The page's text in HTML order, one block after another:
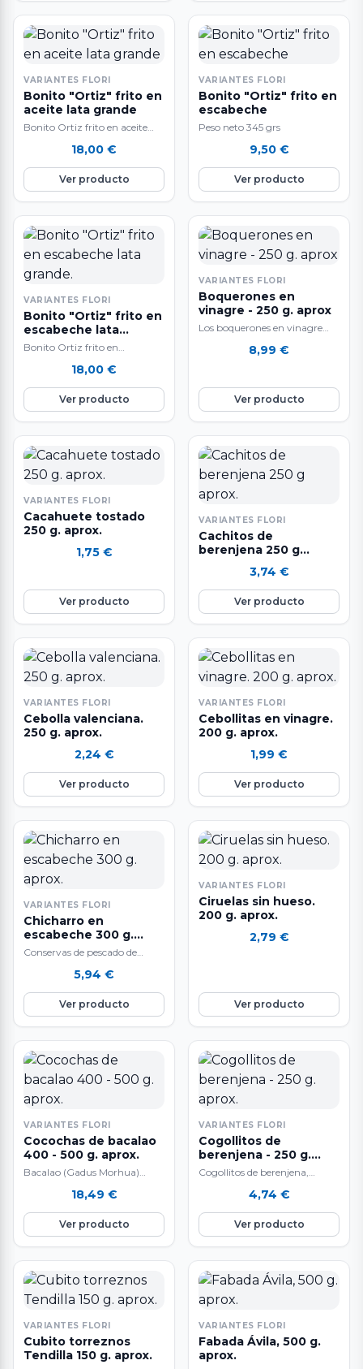
VARIANTES FLORI
Bonito "Ortiz" frito en
aceite lata grande
Bonito Ortiz frito en aceite
escurrido de 520 g.
18,00 €
Ver producto
VARIANTES FLORI
Bonito "Ortiz" frito en
escabeche
Peso neto 345 grs
9,50 €
Ver producto
VARIANTES FLORI
Bonito "Ortiz" frito en
escabeche lata
grande.
Bonito Ortiz frito en
18,00 €
Ver producto
VARIANTES FLORI
Boquerones en
vinagre - 250 g. aprox
Los boquerones en vinagre
boquerón extra, al estilo
8,99 €
Ver producto
VARIANTES FLORI
Cacahuete tostado
250 g. aprox.
1,75 €
Ver producto
VARIANTES FLORI
Cachitos de
berenjena 250 g
3,74 €
Ver producto
VARIANTES FLORI
Cebolla valenciana.
250 g. aprox.
2,24 €
Ver producto
VARIANTES FLORI
Cebollitas en vinagre.
200 g. aprox.
1,99 €
Ver producto
VARIANTES FLORI
Chicharro en
escabeche 300 g.
aprox.
Conservas de pescado de
excelencia garantizada. El
escabeche es una salsa, que…
5,94 €
Ver producto
VARIANTES FLORI
Ciruelas sin hueso.
200 g. aprox.
2,79 €
Ver producto
VARIANTES FLORI
Cocochas de bacalao
400 - 500 g. aprox.
Bacalao (Gadus Morhua)
con Sedales y Anzuelo muy
selecto sin piel ni…
18,49 €
Ver producto
VARIANTES FLORI
Cogollitos de
berenjena - 250 g.
aprox.
Cogollitos de berenjena,
que se deshacen en la boca.
4,74 €
Ver producto
VARIANTES FLORI
Cubito torreznos
Tendilla 150 g. aprox.
VARIANTES FLORI
Fabada Ávila, 500 g.
aprox.